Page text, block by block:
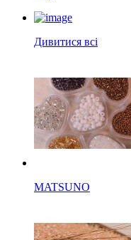
Дивитися всі
MATSUNO